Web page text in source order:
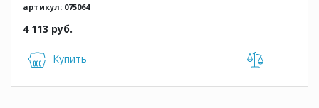
артикул: 075064
4 113 руб.
Купить